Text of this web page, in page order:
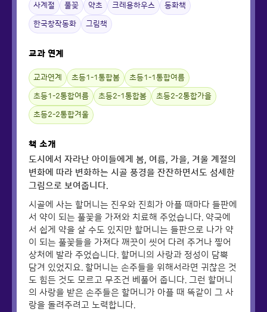
사계절 풀꽃 약초 크레용하우스 동화책
한국창작동화 그림책
교과 연계
교과연계 초등1-1통합봄 초등1-1통합여름
초등1-2통합여름 초등2-1통합봄 초등2-2통합가을
초등2-2통합겨울
책 소개
도시에서 자라난 아이들에게 봄, 여름, 가을, 겨울 계절의
변화에 따라 변화하는 시골 풍경을 잔잔하면서도 섬세한
그림으로 보여줍니다.
시골에 사는 할머니는 진우와 진희가 아플 때마다 들판에
서 약이 되는 풀꽃을 가져와 치료해 주었습니다. 약국에
서 쉽게 약을 살 수도 있지만 할머니는 들판으로 나가 약
이 되는 풀꽃들을 가져다 깨끗이 씻어 다려 주거나 찧어
상처에 발라 주었습니다. 할머니의 사랑과 정성이 담뿍
담겨 있었지요. 할머니는 손주들을 위해서라면 귀찮은 것
도 힘든 것도 모르고 무조건 베풀어 줍니다. 그런 할머니
의 사랑을 받은 손주들은 할머니가 아플 때 똑같이 그 사
랑을 돌려주려고 노력합니다.